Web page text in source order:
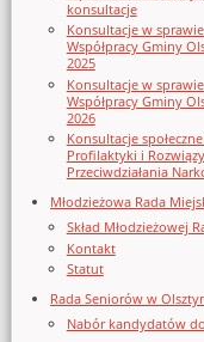
konsultacje
Konsultacje w
Współpracy Gminy
2025
Konsultacje w
Współpracy Gminy
2026
Konsultacje
Profilaktyki i
Przeciwdziałania
Młodzieżowa Rada
Skład Młodzieżowej
Kontakt
Statut
Rada Seniorów w
Nabór kandydatów